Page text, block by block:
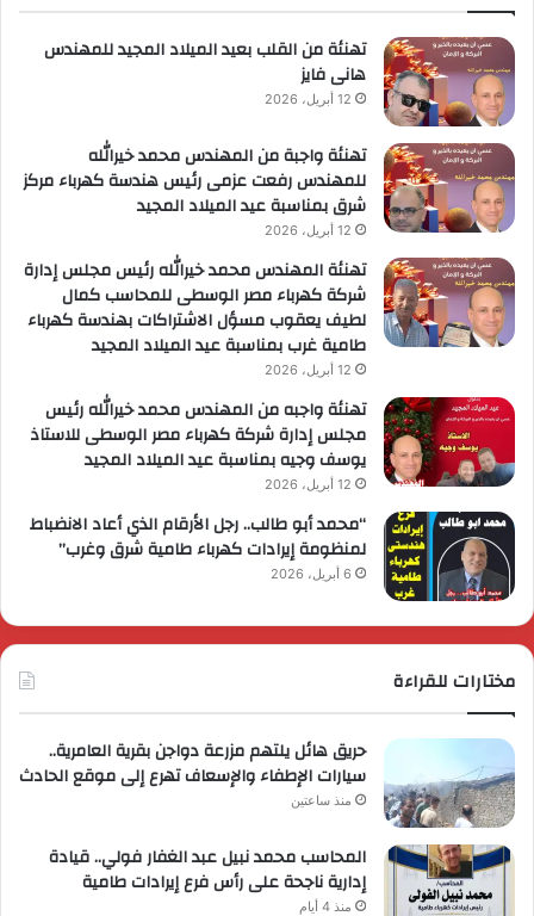
تهنئة من القلب بعيد الميلاد المجيد للمهندس
هانى فايز
12 أبريل، 2026
تهنئة واجبة من المهندس محمد خيرالله
للمهندس رفعت عزمى رئيس هندسة كهرباء مركز
شرق بمناسبة عيد الميلاد المجيد
12 أبريل، 2026
تهنئة المهندس محمد خيرالله رئيس مجلس إدارة
شركة كهرباء مصر الوسطى للمحاسب كمال
لطيف يعقوب مسؤل الاشتراكات بهندسة كهرباء
طامية غرب بمناسبة عيد الميلاد المجيد
12 أبريل، 2026
تهنئة واجبه من المهندس محمد خيرالله رئيس
مجلس إدارة شركة كهرباء مصر الوسطى للاستاذ
يوسف وجيه بمناسبة عيد الميلاد المجيد
12 أبريل، 2026
“محمد أبو طالب.. رجل الأرقام الذي أعاد الانضباط
لمنظومة إيرادات كهرباء طامية شرق وغرب”
6 أبريل، 2026
مختارات للقراءة
حريق هائل يلتهم مزرعة دواجن بقرية العامرية..
سيارات الإطفاء والإسعاف تهرع إلى موقع الحادث
منذ ساعتين
المحاسب محمد نبيل عبد الغفار فولي.. قيادة
إدارية ناجحة على رأس فرع إيرادات طامية
منذ 4 أيام